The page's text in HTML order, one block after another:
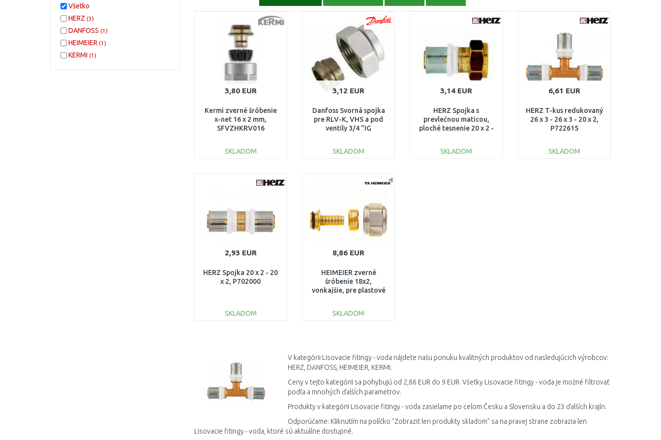
3,80 EUR
Kermi zverné šróbenie
x-net 16 x 2 mm,
SFVZHKRV016
SKLADOM
3,12 EUR
Danfoss Svorná spojka
pre RLV-K, VHS a pod
ventily 3/4 "IG
SKLADOM
3,14 EUR
HERZ Spojka s
prevlečnou maticou,
ploché tesnenie 20 x 2 -
SKLADOM
6,61 EUR
HERZ T-kus redukovaný
26 x 3 - 26 x 3 - 20 x 2,
P722615
SKLADOM
2,93 EUR
HERZ Spojka 20 x 2 - 20
x 2, P702000
SKLADOM
8,86 EUR
HEIMEIER zverné
šróbenie 18x2,
vonkajšie, pre plastové
SKLADOM
V kategórii Lisovacie fitingy - voda nájdete našu ponuku kvalitných produktov od nasledujúcich výrobcov:
HERZ, DANFOSS, HEIMEIER, KERMI.
Ceny v tejto kategórii sa pohybujú od 2,86 EUR do 9 EUR. Všetky Lisovacie fitingy - voda je možné filtrovať
podľa a mnohých ďalších parametrov.
Produkty v kategórii Lisovacie fitingy - voda zasielame po celom Česku a Slovensku a do 23 ďalších krajín.
Odporúčame: Kliknutím na políčko "Zobraziť len produkty skladom" sa na pravej strane zobrazia len
Lisovacie fitingy - voda, ktoré sú aktuálne dostupné.
Všetko
HERZ (3)
DANFOSS (1)
HEIMEIER (1)
KERMI (1)